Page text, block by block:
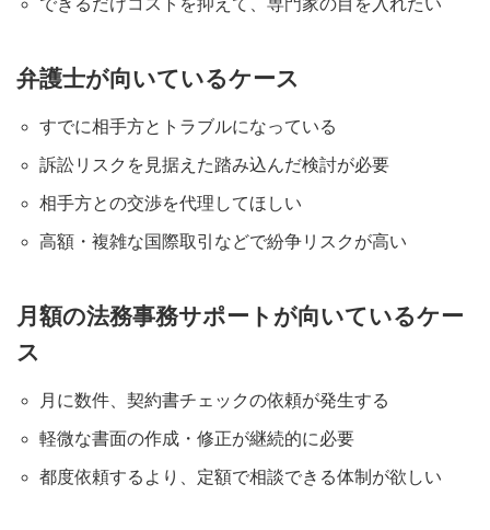
できるだけコストを抑えて、専門家の目を入れたい
弁護士が向いているケース
すでに相手方とトラブルになっている
訴訟リスクを見据えた踏み込んだ検討が必要
相手方との交渉を代理してほしい
高額・複雑な国際取引などで紛争リスクが高い
月額の法務事務サポートが向いているケー
ス
月に数件、契約書チェックの依頼が発生する
軽微な書面の作成・修正が継続的に必要
都度依頼するより、定額で相談できる体制が欲しい